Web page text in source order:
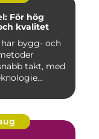
För hög
kvalitet
bygg- och
takt, med